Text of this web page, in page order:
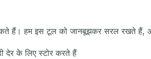
हैं। हम इस टूल को जानबूझकर सरल रखते हैं,
देर के लिए स्टोर करते हैं